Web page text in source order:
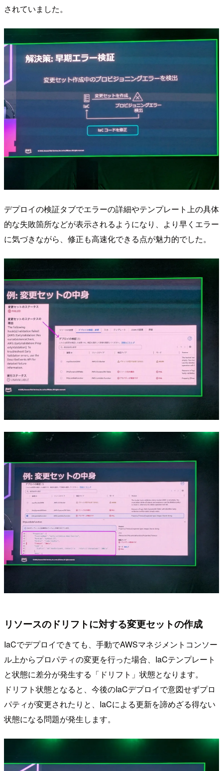
されていました。
デプロイの検証タブでエラーの詳細やテンプレート上の具体
的な失敗箇所などが表示されるようになり、より早くエラー
に気づきながら、修正も高速化できる点が魅力的でした。
リソースのドリフトに対する変更セットの作成
IaCでデプロイできても、手動でAWSマネジメントコンソー
ル上からプロパティの変更を行った場合、IaCテンプレート
と状態に差分が発生する「ドリフト」状態となります。
ドリフト状態となると、今後のIaCデプロイで意図せずプロ
パティが変更されたりと、IaCによる更新を諦めざる得ない
状態になる問題が発生します。